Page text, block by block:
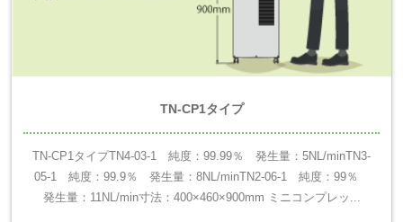
TN-CP1タイプ
TN-CP1タイプTN4-03-1 純度：99.99％ 発生量：5NL/minTN3-
05-1 純度：99.9％ 発生量：8NL/minTN2-06-1 純度：99％
発生量：11NL/min寸法：400×460×900mm ミニコンプレッ...